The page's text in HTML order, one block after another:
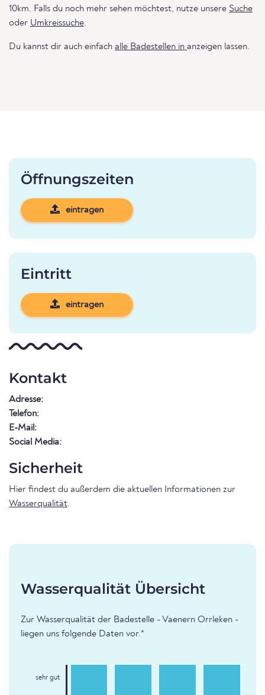
10km. Falls du noch mehr sehen möchtest, nutze unsere Suche
oder Umkreissuche.
Du kannst dir auch einfach alle Badestellen in anzeigen lassen.
Öffnungszeiten
eintragen
Eintritt
eintragen
Kontakt
Adresse:
Telefon:
E-Mail:
Social Media:
Sicherheit
Hier findest du außerdem die aktuellen Informationen zur
Wasserqualität.
Wasserqualität Übersicht
Zur Wasserqualität der Badestelle - Vaenern Orrleken -
liegen uns folgende Daten vor.*
sehr gut